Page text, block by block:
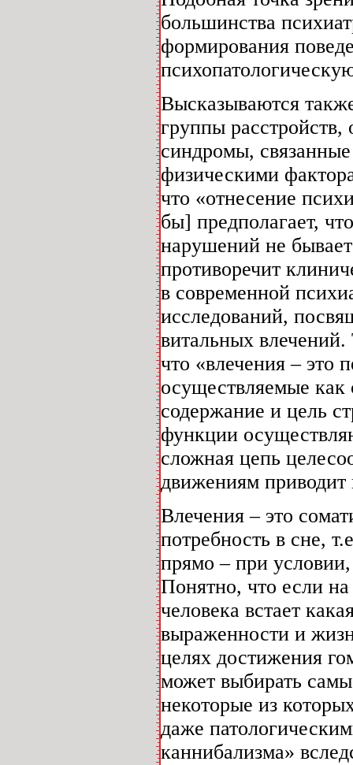
большинства
формирования
Высказываются
группы
синдромы,
физическими
что «отнесение
бы] предполагает,
нарушений не
противоречит
в современной
исследований,
витальных
что «влечения – это
осуществляемые как
содержание и цель
функции
сложная цепь
движениям приводит
Влечения – это
потребность в сне,
прямо – при
Понятно, что если на
человека встает
выраженности и
целях достижения
может выбирать
некоторые из
даже
каннибализма»